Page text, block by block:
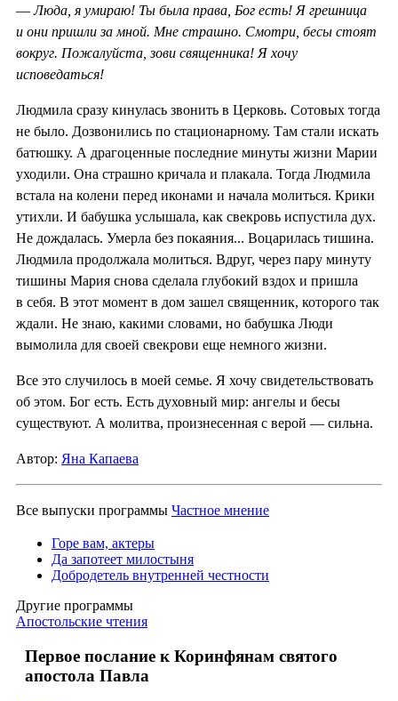
—Люда, я умираю! Ты была права, Бог есть! Я грешница
и они пришли за мной. Мне страшно. Смотри, бесы стоят
вокруг. Пожалуйста, зови священника! Я хочу
исповедаться!
Людмила сразу кинулась звонить в Церковь. Сотовых тогда
не было. Дозвонились по стационарному. Там стали искать
батюшку. А драгоценные последние минуты жизни Марии
уходили. Она страшно кричала и плакала. Тогда Людмила
встала на колени перед иконами и начала молиться. Крики
утихли. И бабушка услышала, как свекровь испустила дух.
Не дождалась. Умерла без покаяния... Воцарилась тишина.
Людмила продолжала молиться. Вдруг, через пару минуту
тишины Мария снова сделала глубокий вздох и пришла
в себя. В этот момент в дом зашел священник, которого так
ждали. Не знаю, какими словами, но бабушка Люди
вымолила для своей свекрови еще немного жизни.
Все это случилось в моей семье. Я хочу свидетельствовать
об этом. Бог есть. Есть духовный мир: ангелы и бесы
существуют. А молитва, произнесенная с верой — сильна.
Автор: Яна Капаева
Все выпуски программы Частное мнение
Горе вам, актеры
Да запотеет милостыня
Добродетель внутренней честности
Другие программы
Апостольские чтения
Первое послание к Коринфянам святого
апостола Павла